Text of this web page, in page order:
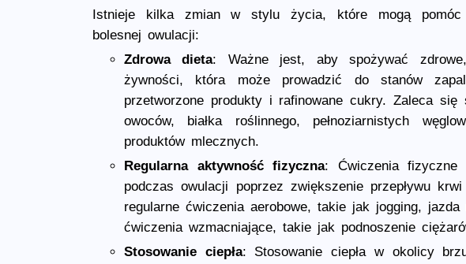
Istnieje kilka zmian w stylu życia, które mogą pomóc
bolesnej owulacji:
Zdrowa dieta: Ważne jest, aby spożywać
żywności, która może prowadzić do stanów
przetworzone produkty i rafinowane cukry. Zaleca
owoców, białka roślinnego, pełnoziarnistych
produktów mlecznych.
Regularna aktywność fizyczna: Ćwiczenia fizyczne
podczas owulacji poprzez zwiększenie przepływu
regularne ćwiczenia aerobowe, takie jak jogging,
ćwiczenia wzmacniające, takie jak podnoszenie
Stosowanie ciepła: Stosowanie ciepła w okolicy